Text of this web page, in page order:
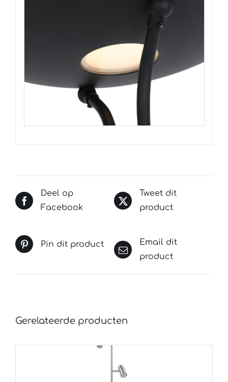
Deel op
Facebook
Tweet dit
product
Pin dit product
Email dit
product
Gerelateerde producten